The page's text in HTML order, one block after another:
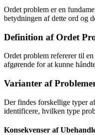
Ordet problem er en
betydningen af dette ord og
Definition af Ordet
Ordet problem refererer til
afgørende for at kunne
Varianter af
Der findes forskellige typer
identificere, hvilken type
Konsekvenser af